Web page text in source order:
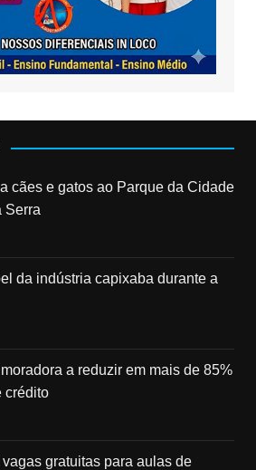
cães e gatos ao Parque da Cidade
Serra
da indústria capixaba durante a
a reduzir em mais de 85%
crédito
gratuitas para aulas de